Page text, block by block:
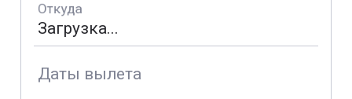
Откуда
Даты вылета